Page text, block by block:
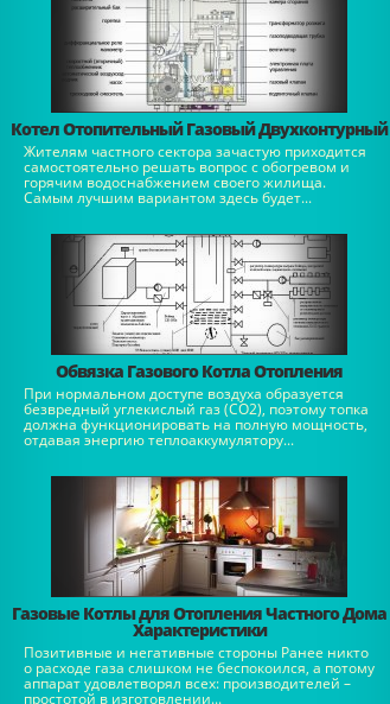
Котел Отопительный Газовый Двухконтурный
Жителям частного сектора зачастую приходится
самостоятельно решать вопрос с обогревом и
горячим водоснабжением своего жилища.
Самым лучшим вариантом здесь будет...
Обвязка Газового Котла Отопления
При нормальном доступе воздуха образуется
безвредный углекислый газ (СО2), поэтому топка
должна функционировать на полную мощность,
отдавая энергию теплоаккумулятору...
Газовые Котлы для Отопления Частного Дома
Характеристики
Позитивные и негативные стороны Ранее никто
о расходе газа слишком не беспокоился, а потому
аппарат удовлетворял всех: производителей –
простотой в изготовлении...